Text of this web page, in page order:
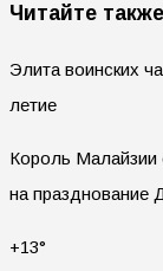
Читайте также
Элита воинских
летие
Король Малайзии
на празднование
+13°